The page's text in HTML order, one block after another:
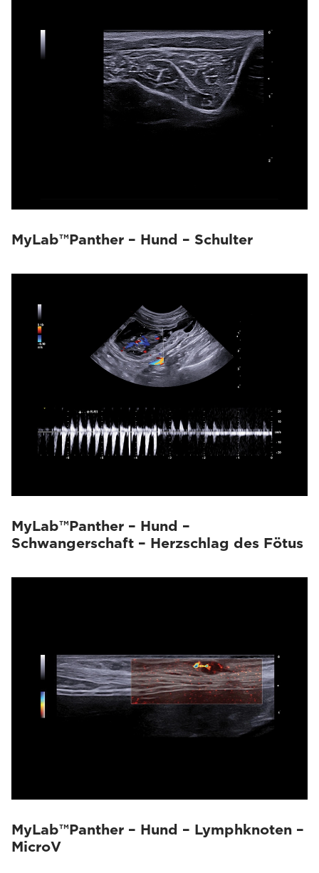
MyLab™Panther – Hund – Schulter
MyLab™Panther – Hund –
Schwangerschaft – Herzschlag des Fötus
MyLab™Panther – Hund – Lymphknoten –
MicroV